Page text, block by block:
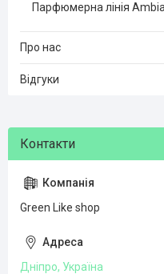
Парфюмерна лінія
Про нас
Відгуки
Green Like shop
Дніпро, Україна